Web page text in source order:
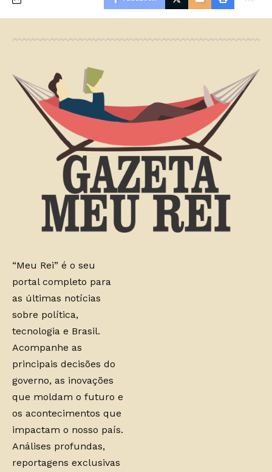
“Meu Rei” é o seu
portal completo para
as últimas notícias
sobre política,
tecnologia e Brasil.
Acompanhe as
principais decisões do
governo, as inovações
que moldam o futuro e
os acontecimentos que
impactam o nosso país.
Análises profundas,
reportagens exclusivas